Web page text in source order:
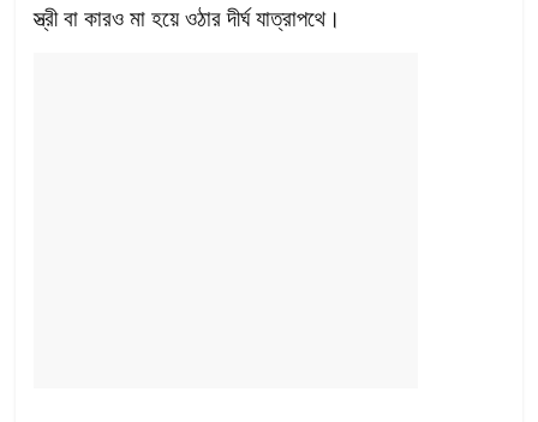
স্ত্রী বা কারও মা হয়ে ওঠার দীর্ঘ যাত্রাপথে।